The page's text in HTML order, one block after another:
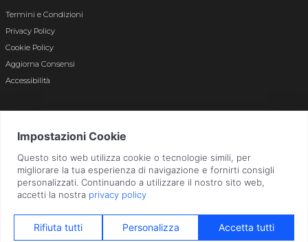
Termini e Condizioni
Privacy Policy
Cookie Policy
Aggiorna Consensi
Accessibilità
Bergamo n. 01496180165 · Capitale Sociale i.v. € 800.000,00